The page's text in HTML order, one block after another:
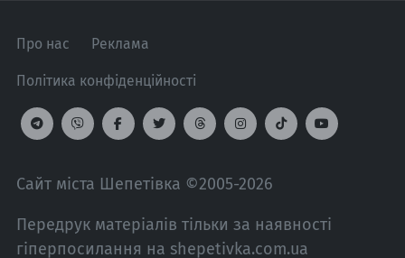
Про нас Реклама
Політика конфіденційності
Сайт міста Шепетівка ©2005-2026
Передрук матеріалів тільки за наявності
гіперпосилання на shepetivka.com.ua